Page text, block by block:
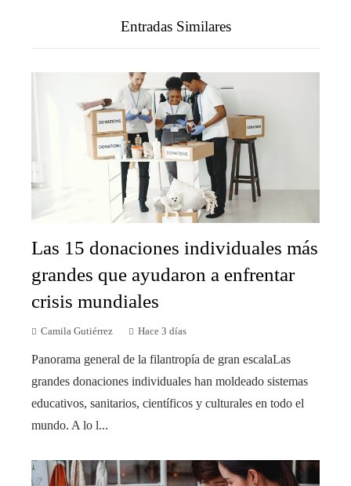
Entradas Similares
Las 15 donaciones individuales más
grandes que ayudaron a enfrentar
crisis mundiales
Camila Gutiérrez Hace 3 días
Panorama general de la filantropía de gran escalaLas
grandes donaciones individuales han moldeado sistemas
educativos, sanitarios, científicos y culturales en todo el
mundo. A lo l...